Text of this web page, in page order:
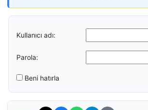
Kullanıcı adı:
Parola:
Beni hatırla